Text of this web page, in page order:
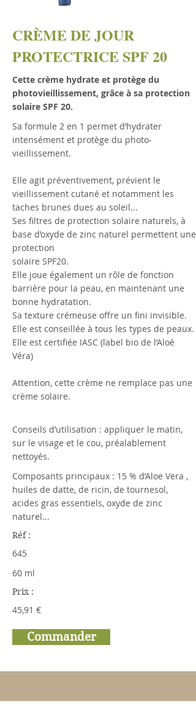
CRÈME DE JOUR
PROTECTRICE SPF 20
Cette crème hydrate et protège du
photovieillissement, grâce à sa protection
solaire SPF 20.
Sa formule 2 en 1 permet d’hydrater
intensément et protège du photo-
vieillissement.
Elle agit préventivement, prévient le
vieillissement cutané et notamment les
taches brunes dues au soleil...
Ses filtres de protection solaire naturels, à
base d’oxyde de zinc naturel permettent une
protection
solaire SPF20.
Elle joue également un rôle de fonction
barrière pour la peau, en maintenant une
bonne hydratation.
Sa texture crémeuse offre un fini invisible.
Elle est conseillée à tous les types de peaux.
Elle est certifiée IASC (label bio de l’Aloé
Véra)
Attention, cette crème ne remplace pas une
crème solaire.
Conseils d’utilisation : appliquer le matin,
sur le visage et le cou, préalablement
nettoyés.
Composants principaux : 15 % d’Aloe Vera ,
huiles de datte, de ricin, de tournesol,
acides gras essentiels, oxyde de zinc
naturel...
Réf :
645
60 ml
Prix :
45,91 €
Commander